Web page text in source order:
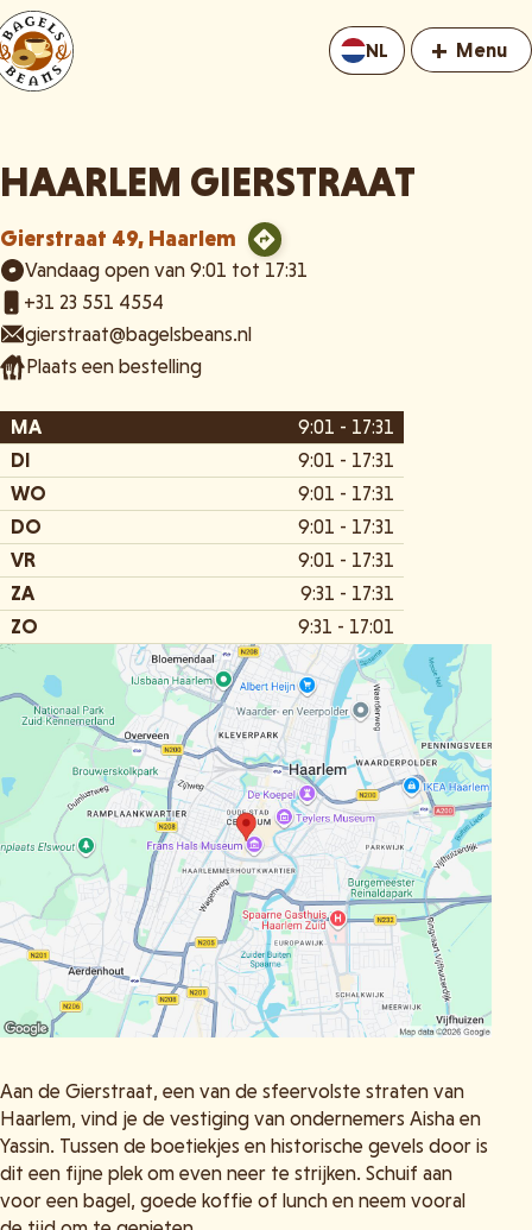
+ Menu
NL
HAARLEM GIERSTRAAT
Gierstraat 49, Haarlem
Vandaag open van 9:01 tot 17:31
+31 23 551 4554
gierstraat@bagelsbeans.nl
Plaats een bestelling
MA
9:01 - 17:31
DI
9:01 - 17:31
WO
9:01 - 17:31
DO
9:01 - 17:31
VR
9:01 - 17:31
ZA
9:31 - 17:31
ZO
9:31 - 17:01
Aan de Gierstraat, een van de sfeervolste straten van
Haarlem, vind je de vestiging van ondernemers Aisha en
Yassin. Tussen de boetiekjes en historische gevels door is
dit een fijne plek om even neer te strijken. Schuif aan
voor een bagel, goede koffie of lunch en neem vooral